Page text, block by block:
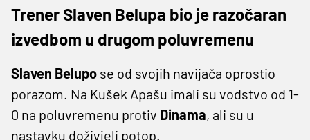
Trener Slaven Belupa bio je razočaran
izvedbom u drugom poluvremenu
Slaven Belupo se od svojih navijača oprostio
porazom. Na Kušek Apašu imali su vodstvo od 1-
0 na poluvremenu protiv Dinama, ali su u
nastavku doživjeli potop.